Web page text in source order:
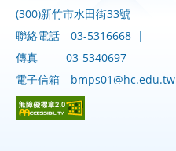
(300)新竹市水田街33號
聯絡電話
03-5316668 |
傳真
03-5340697
電子信箱
bmps01@hc.edu.tw